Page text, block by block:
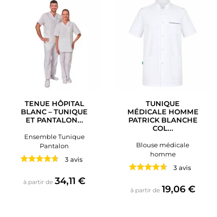
TENUE HÔPITAL
BLANC – TUNIQUE
ET PANTALON...
Ensemble Tunique
Pantalon
3 avis
à partir de Prix
34,11 €
TUNIQUE
MÉDICALE HOMME
PATRICK BLANCHE
COL...
Blouse médicale
homme
3 avis
à partir de Prix
19,06 €